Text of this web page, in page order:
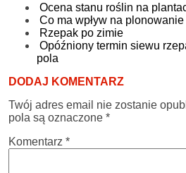
Ocena stanu roślin na
Co ma wpływ na
Rzepak po zimie
Opóźniony termin siewu
pola
DODAJ KOMENTARZ
Twój adres email nie zostanie
pola są oznaczone *
Komentarz *